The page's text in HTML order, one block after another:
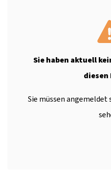
Sie haben aktuell
Sie müssen angemeldet